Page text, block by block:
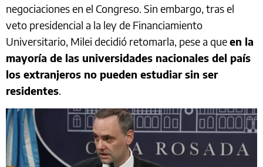
negociaciones en el Congreso. Sin embargo, tras el
veto presidencial a la ley de Financiamiento
Universitario, Milei decidió retomarla, pese a queen la
mayoría de las universidades nacionales del país
los extranjeros no pueden estudiar sin ser
residentes.